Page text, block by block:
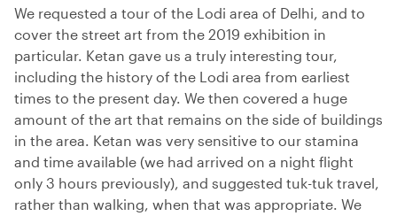
We requested a tour of the Lodi area of Delhi, and to
cover the street art from the 2019 exhibition in
particular. Ketan gave us a truly interesting tour,
including the history of the Lodi area from earliest
times to the present day. We then covered a huge
amount of the art that remains on the side of buildings
in the area. Ketan was very sensitive to our stamina
and time available (we had arrived on a night flight
only 3 hours previously), and suggested tuk-tuk travel,
rather than walking, when that was appropriate. We